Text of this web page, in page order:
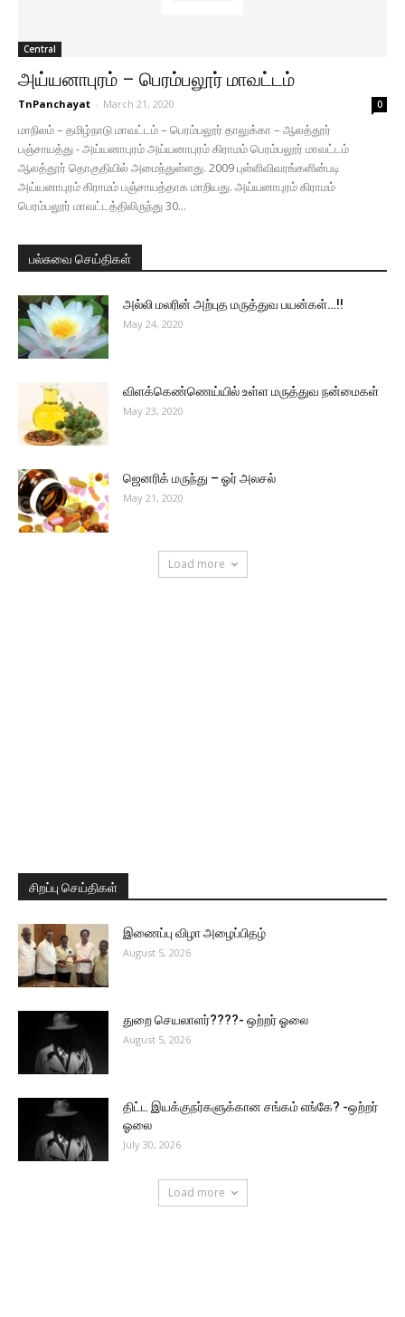
Central
அய்யனாபுரம் – பெரம்பலூர் மாவட்டம்
TnPanchayat - March 21, 2020 0
மாநிலம் – தமிழ்நாடு மாவட்டம் – பெரம்பலூர் தாலுக்கா – ஆலத்தூர்
பஞ்சாயத்து - அய்யனாபுரம் அய்யனாபுரம் கிராமம் பெரம்பலூர் மாவட்டம்
ஆலத்தூர் தொகுதியில் அமைந்துள்ளது. 2009 புள்ளிவிவரங்களின்படி
அய்யனாபுரம் கிராமம் பஞ்சாயத்தாக மாறியது. அய்யனாபுரம் கிராமம்
பெரம்பலூர் மாவட்டத்திலிருந்து 30...
பல்சுவை செய்திகள்
அல்லி மலரின் அற்புத மருத்துவ பயன்கள்…!!
May 24, 2020
விளக்கெண்ணெய்யில் உள்ள மருத்துவ நன்மைகள்
May 23, 2020
ஜெனரிக் மருந்து – ஓர் அலசல்
May 21, 2020
Load more
சிறப்பு செய்திகள்
இணைப்பு விழா அழைப்பிதழ்
August 5, 2026
துறை செயலாளர்????- ஒற்றர் ஓலை
August 5, 2026
திட்ட இயக்குநர்களுக்கான சங்கம் எங்கே? -ஒற்றர்
ஓலை
July 30, 2026
Load more